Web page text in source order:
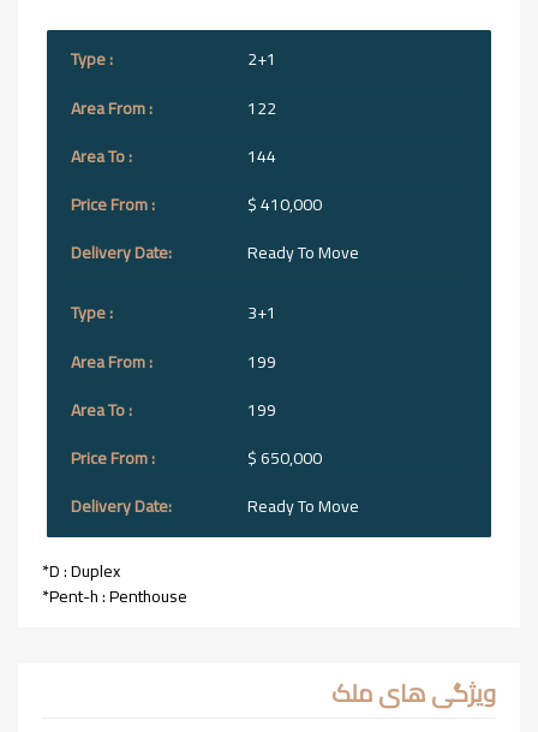
2+1
122
144
$ 410,000
Ready To Move
3+1
199
199
$ 650,000
Ready To Move
*D : Duplex
*Pent-h : Penthouse
ویژگی های ملک